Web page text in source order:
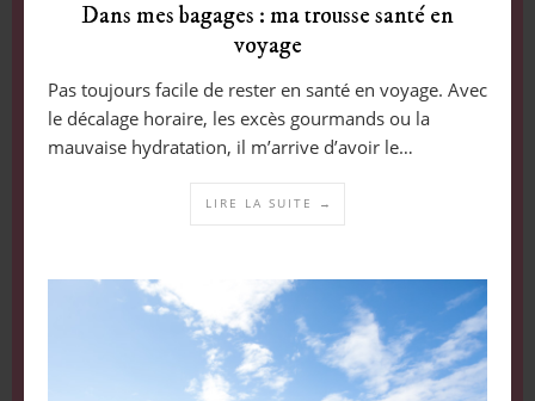
Dans mes bagages : ma trousse santé en
voyage
Pas toujours facile de rester en santé en voyage. Avec
le décalage horaire, les excès gourmands ou la
mauvaise hydratation, il m’arrive d’avoir le…
LIRE LA SUITE →